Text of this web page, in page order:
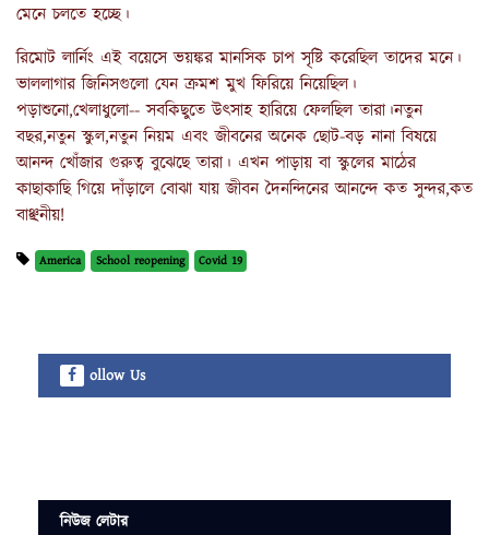
মেনে চলতে হচ্ছে।
রিমোট লার্নিং এই বয়েসে ভয়ঙ্কর মানসিক চাপ সৃষ্টি করেছিল তাদের মনে।
ভাললাগার জিনিসগুলো যেন ক্রমশ মুখ ফিরিয়ে নিয়েছিল।
পড়াশুনো,খেলাধুলো-- সবকিছুতে উৎসাহ হারিয়ে ফেলছিল তারা।নতুন
বছর,নতুন স্কুল,নতুন নিয়ম এবং জীবনের অনেক ছোট-বড় নানা বিষয়ে
আনন্দ খোঁজার গুরুত্ব বুঝেছে তারা। এখন পাড়ায় বা স্কুলের মাঠের
কাছাকাছি গিয়ে দাঁড়ালে বোঝা যায় জীবন দৈনন্দিনের আনন্দে কত সুন্দর,কত
বাঞ্ছনীয়!
America School reopening Covid 19
ollow Us
নিউজ লেটার